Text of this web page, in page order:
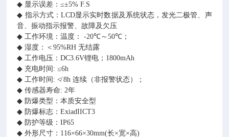
◆ 显示误差：≤±5% F.S
◆ 指示方式：LCD显示实时数据及系统状态，发光二极管、声
音、振动指示报警、故障及欠压
◆ 工作环境：温度： -20℃ ～50℃ ；
◆ 湿度：＜95%RH 无结露
◆ 工作电压：DC3.6V锂电；1800mAh
◆ 充电时间: ≤6h
◆ 工作时间:≮8h 连续（非报警状态）；
◆ 传感器寿命: 2年
◆ 防爆类型：本质安全型
◆ 防爆标志：ExiadIICT3
◆ 防护等级：IP65
◆ 外形尺寸：116×66×30mm(长×宽×高)